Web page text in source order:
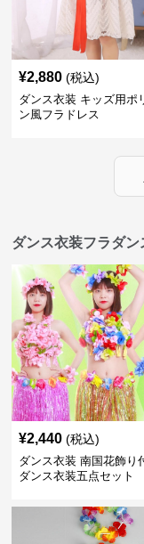
¥2,880 (税込)
ダンス衣装 キッズ用ポ
ン風フラドレス
ダンス衣装フラダ
¥2,440 (税込)
ダンス衣装 南国花飾り
ダンス衣装五点セット